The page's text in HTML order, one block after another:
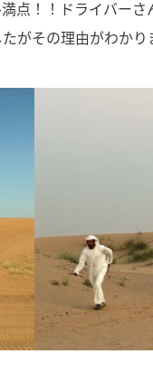
点！！ドライバー
がその理由がわかり